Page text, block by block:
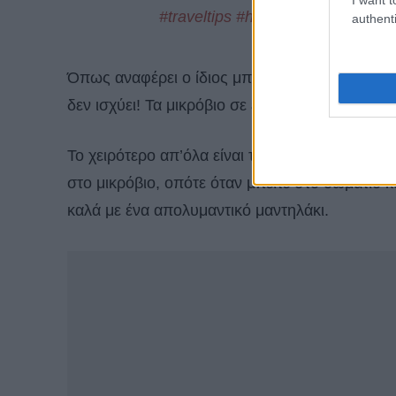
#traveltips #hotelroom ♬
Όπως αναφέρει ο ίδιος μπορεί σε πρώτη
δεν ισχύει! Τα μικρόβιο σε ένα δωμάτιο
Το χειρότερο απ’όλα είναι το
στο μικρόβιο, οπότε όταν μπείτε στο δωμάτιο
καλά με ένα απολυμαντικό μαντηλάκι.